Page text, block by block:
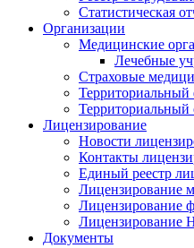
Статистическая
Организации
Медицинские
Лечебные
Страховые
Территориальный
Лицензирование
Новости
Контакты
Единый реестр
Лицензирование
Лицензирование
Лицензирование
Документы